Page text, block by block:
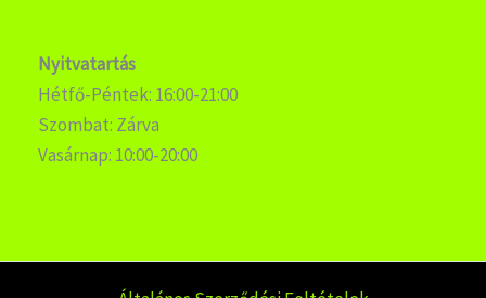
Nyitvatartás
Hétfő-Péntek: 16:00-21:00
Szombat: Zárva
Vasárnap: 10:00-20:00